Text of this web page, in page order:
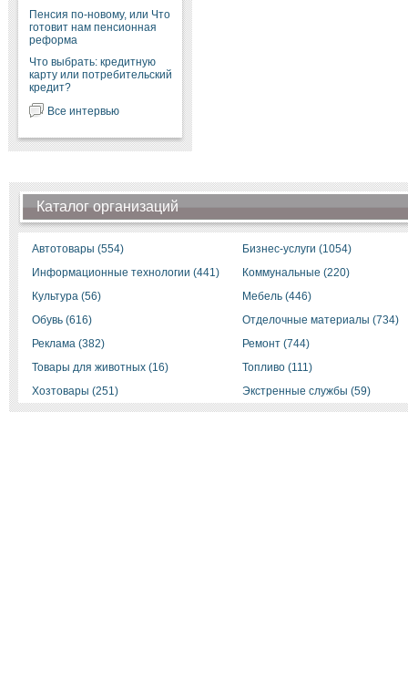
Пенсия по-новому, или Что
готовит нам пенсионная
реформа
Что выбрать: кредитную
карту или потребительский
кредит?
Все интервью
Каталог организаций
Автотовары (554)
Бизнес-услуги (1054)
Информационные технологии (441)
Коммунальные (220)
Культура (56)
Мебель (446)
Обувь (616)
Отделочные материалы (734)
Реклама (382)
Ремонт (744)
Товары для животных (16)
Топливо (111)
Хозтовары (251)
Экстренные службы (59)